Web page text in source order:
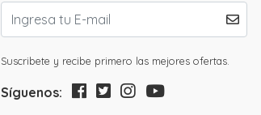
Suscribete y recibe primero las mejores ofertas.
Síguenos: